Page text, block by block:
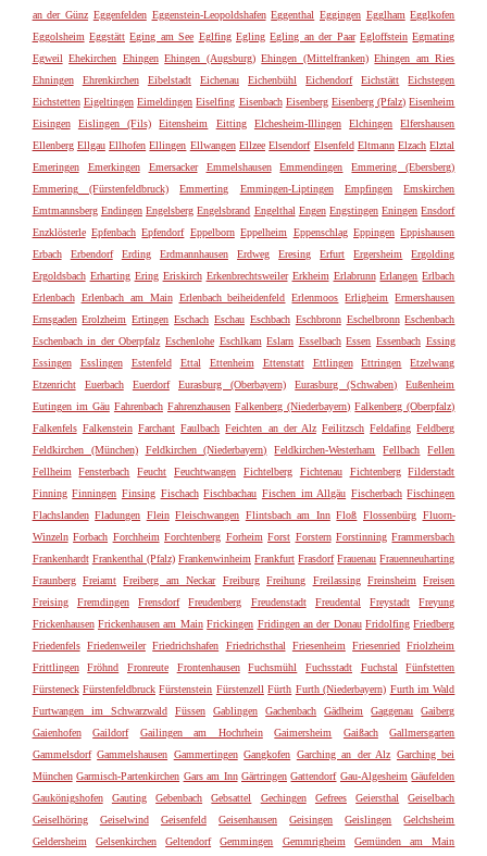
an der Günz Eggenfelden Eggenstein-Leopoldshafen Eggenthal Eggingen Egglham Egglkofen
Eggolsheim Eggstätt Eging am See Eglfing Egling Egling an der Paar Egloffstein Egmating
Egweil Ehekirchen Ehingen Ehingen (Augsburg) Ehingen (Mittelfranken) Ehingen am Ries
Ehningen
Ehrenkirchen Eibelstadt Eichenau Eichenbühl Eichendorf Eichstätt
Eichstegen
Eichstetten Eigeltingen Eimeldingen Eiselfing Eisenbach Eisenberg Eisenberg (Pfalz) Eisenheim
Eisingen
Eislingen (Fils) Eitensheim Eitting Elchesheim-Illingen Elchingen
Elfershausen
Ellenberg Ellgau Ellhofen Ellingen Ellwangen Ellzee Elsendorf Elsenfeld Eltmann Elzach Elztal
Emeringen
Emerkingen Emersacker Emmelshausen Emmendingen
Emmering (Ebersberg)
Emmering (Fürstenfeldbruck)
Emmerting Emmingen-Liptingen Empfingen
Emskirchen
Emtmannsberg Endingen Engelsberg Engelsbrand Engelthal Engen Engstingen Eningen Ensdorf
Enzklösterle Epfenbach Epfendorf Eppelborn Eppelheim Eppenschlag Eppingen Eppishausen
Erbach
Erbendorf Erding Erdmannhausen Erdweg Eresing Erfurt Ergersheim
Ergolding
Ergoldsbach Erharting Ering Eriskirch Erkenbrechtsweiler Erkheim Erlabrunn Erlangen Erlbach
Erlenbach Erlenbach am Main Erlenbach beiheidenfeld Erlenmoos Erligheim
Ermershausen
Ernsgaden Erolzheim Ertingen Eschach Eschau Eschbach Eschbronn Eschelbronn Eschenbach
Eschenbach in der Oberpfalz Eschenlohe Eschlkam Eslarn Esselbach Essen Essenbach Essing
Essingen
Esslingen Estenfeld Ettal Ettenheim Ettenstatt Ettlingen Ettringen
Etzelwang
Etzenricht
Euerbach Euerdorf Eurasburg (Oberbayern) Eurasburg (Schwaben)
Eußenheim
Eutingen im Gäu Fahrenbach Fahrenzhausen Falkenberg (Niederbayern) Falkenberg (Oberpfalz)
Falkenfels Falkenstein Farchant Faulbach Feichten an der Alz Feilitzsch Feldafing Feldberg
Feldkirchen (München)
Feldkirchen (Niederbayern) Feldkirchen-Westerham Fellbach
Fellen
Fellheim
Fensterbach Feucht Feuchtwangen Fichtelberg Fichtenau Fichtenberg
Filderstadt
Finning Finningen Finsing Fischach Fischbachau Fischen im Allgäu Fischerbach Fischingen
Flachslanden Fladungen Flein Fleischwangen Flintsbach am Inn Floß Flossenbürg Fluorn-
Winzeln Forbach Forchheim Forchtenberg Forheim Forst Forstern Forstinning Frammersbach
Frankenhardt Frankenthal (Pfalz) Frankenwinheim Frankfurt Frasdorf Frauenau Frauenneuharting
Fraunberg Freiamt Freiberg am Neckar Freiburg Freihung Freilassing Freinsheim
Freisen
Freising
Fremdingen Frensdorf Freudenberg Freudenstadt Freudental Freystadt
Freyung
Frickenhausen Frickenhausen am Main Frickingen Fridingen an der Donau Fridolfing Friedberg
Friedenfels Friedenweiler Friedrichshafen Friedrichsthal Friesenheim Friesenried Friolzheim
Frittlingen
Fröhnd Fronreute Frontenhausen Fuchsmühl Fuchsstadt Fuchstal
Fünfstetten
Fürsteneck Fürstenfeldbruck Fürstenstein Fürstenzell Fürth Furth (Niederbayern) Furth im Wald
Furtwangen im Schwarzwald
Füssen Gablingen Gachenbach Gädheim Gaggenau
Gaiberg
Gaienhofen
Gaildorf Gailingen am Hochrhein Gaimersheim Gaißach
Gallmersgarten
Gammelsdorf Gammelshausen Gammertingen Gangkofen Garching an der Alz Garching bei
München Garmisch-Partenkirchen Gars am Inn Gärtringen Gattendorf Gau-Algesheim Gäufelden
Gaukönigshofen
Gauting Gebenbach Gebsattel Gechingen Gefrees Geiersthal
Geiselbach
Geiselhöring
Geiselwind Geisenfeld Geisenhausen Geisingen Geislingen
Gelchsheim
Geldersheim
Gelsenkirchen Geltendorf Gemmingen Gemmrigheim
Gemünden am Main